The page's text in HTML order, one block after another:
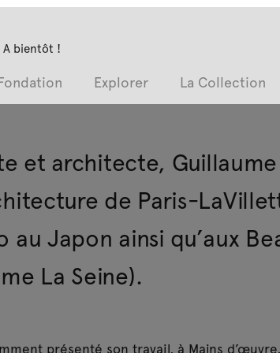
A bientôt !
Explorer La Collection
et architecte,
de Paris-
au Japon ainsi qu’aux
La Seine).
présenté son travail, à Mains